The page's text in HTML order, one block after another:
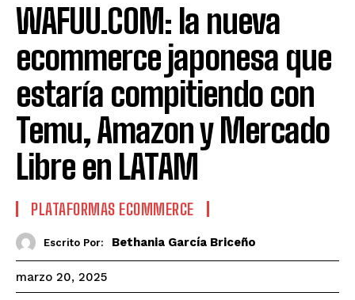
WAFUU.COM: la nueva
ecommerce japonesa que
estaría compitiendo con
Temu, Amazon y Mercado
Libre en LATAM
PLATAFORMAS ECOMMERCE
Escrito Por: Bethania García Briceño
marzo 20, 2025